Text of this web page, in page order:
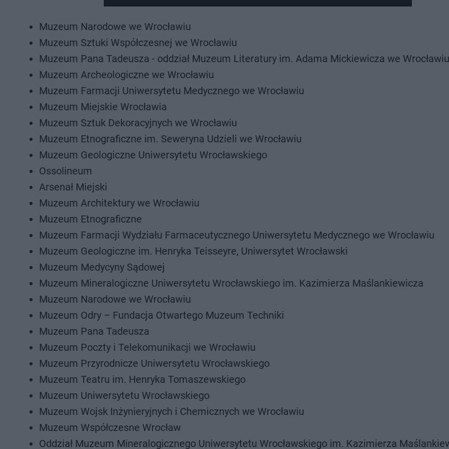
Muzeum Narodowe we Wrocławiu
Muzeum Sztuki Współczesnej we Wrocławiu
Muzeum Pana Tadeusza - oddział Muzeum Literatury im. Adama Mickiewicza we Wrocławiu
Muzeum Archeologiczne we Wrocławiu
Muzeum Farmacji Uniwersytetu Medycznego we Wrocławiu
Muzeum Miejskie Wrocławia
Muzeum Sztuk Dekoracyjnych we Wrocławiu
Muzeum Etnograficzne im. Seweryna Udzieli we Wrocławiu
Muzeum Geologiczne Uniwersytetu Wrocławskiego
Ossolineum
Arsenał Miejski
Muzeum Architektury we Wrocławiu
Muzeum Etnograficzne
Muzeum Farmacji Wydziału Farmaceutycznego Uniwersytetu Medycznego we Wrocławiu
Muzeum Geologiczne im. Henryka Teisseyre, Uniwersytet Wrocławski
Muzeum Medycyny Sądowej
Muzeum Mineralogiczne Uniwersytetu Wrocławskiego im. Kazimierza Maślankiewicza
Muzeum Narodowe we Wrocławiu
Muzeum Odry – Fundacja Otwartego Muzeum Techniki
Muzeum Pana Tadeusza
Muzeum Poczty i Telekomunikacji we Wrocławiu
Muzeum Przyrodnicze Uniwersytetu Wrocławskiego
Muzeum Teatru im. Henryka Tomaszewskiego
Muzeum Uniwersytetu Wrocławskiego
Muzeum Wojsk Inżynieryjnych i Chemicznych we Wrocławiu
Muzeum Współczesne Wrocław
Oddział Muzeum Mineralogicznego Uniwersytetu Wrocławskiego im. Kazimierza